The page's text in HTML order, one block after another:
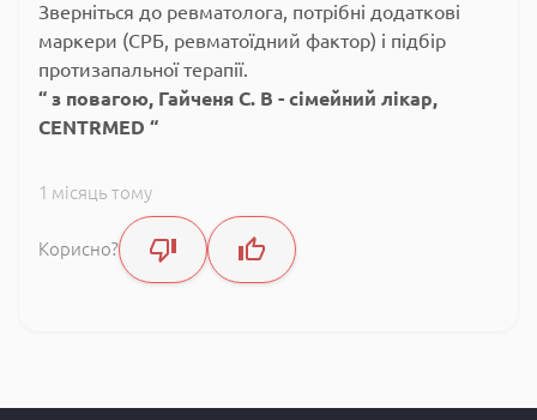
Зверніться до ревматолога, потрібні додаткові
маркери (СРБ, ревматоїдний фактор) і підбір
протизапальної терапії.
з повагою, Гайченя С. В - сімейний лікар,
CENTRMED
1 місяць тому
Корисно?